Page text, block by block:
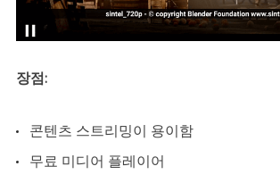
장점:
콘텐츠 스트리밍이 용이함
무료 미디어 플레이어